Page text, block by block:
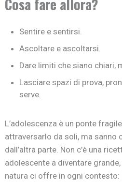
Sentire e sentirsi.
Ascoltare e ascoltarsi.
Dare limiti che siano chiari,
Lasciare spazi di prova,
serve.
L’adolescenza è un ponte
attraversarlo da soli, ma sanno
dall’altra parte. Non c’è una
adolescente a diventare grande,
natura ci offre in ogni contesto: